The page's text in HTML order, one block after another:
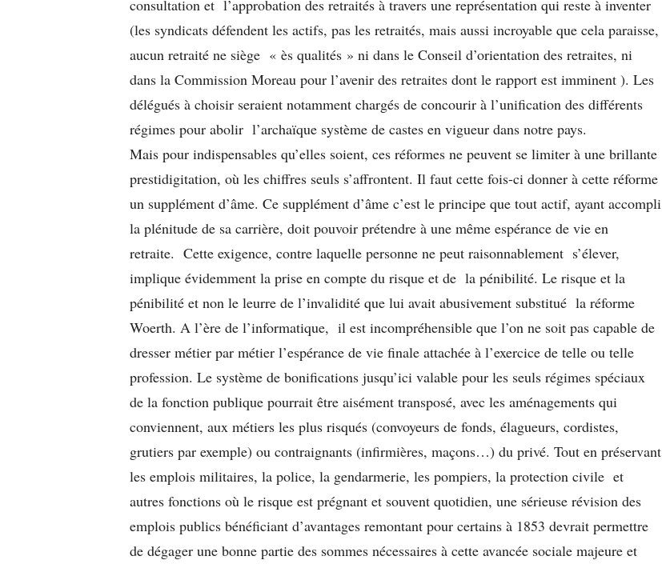
consultation et l’approbation des retraités à travers une représentation qui reste à inventer
(les syndicats défendent les actifs, pas les retraités, mais aussi incroyable que cela paraisse,
aucun retraité ne siège « ès qualités » ni dans le Conseil d’orientation des retraites, ni
dans la Commission Moreau pour l’avenir des retraites dont le rapport est imminent ). Les
délégués à choisir seraient notamment chargés de concourir à l’unification des différents
régimes pour abolir l’archaïque système de castes en vigueur dans notre pays.
Mais pour indispensables qu’elles soient, ces réformes ne peuvent se limiter à une brillante
prestidigitation, où les chiffres seuls s’affrontent. Il faut cette fois-ci donner à cette réforme
un supplément d’âme. Ce supplément d’âme c’est le principe que tout actif, ayant accompli
la plénitude de sa carrière, doit pouvoir prétendre à une même espérance de vie en
retraite. Cette exigence, contre laquelle personne ne peut raisonnablement s’élever,
implique évidemment la prise en compte du risque et de la pénibilité. Le risque et la
pénibilité et non le leurre de l’invalidité que lui avait abusivement substitué la réforme
Woerth. A l’ère de l’informatique, il est incompréhensible que l’on ne soit pas capable de
dresser métier par métier l’espérance de vie finale attachée à l’exercice de telle ou telle
profession. Le système de bonifications jusqu’ici valable pour les seuls régimes spéciaux
de la fonction publique pourrait être aisément transposé, avec les aménagements qui
conviennent, aux métiers les plus risqués (convoyeurs de fonds, élagueurs, cordistes,
grutiers par exemple) ou contraignants (infirmières, maçons…) du privé. Tout en préservant
les emplois militaires, la police, la gendarmerie, les pompiers, la protection civile et
autres fonctions où le risque est prégnant et souvent quotidien, une sérieuse révision des
emplois publics bénéficiant d’avantages remontant pour certains à 1853 devrait permettre
de dégager une bonne partie des sommes nécessaires à cette avancée sociale majeure et